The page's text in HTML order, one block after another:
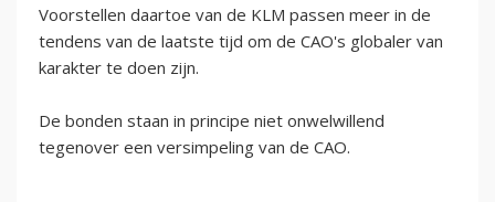
Voorstellen daartoe van de KLM passen meer in de
tendens van de laatste tijd om de CAO's globaler van
karakter te doen zijn.
De bonden staan in principe niet onwelwillend
tegenover een versimpeling van de CAO.